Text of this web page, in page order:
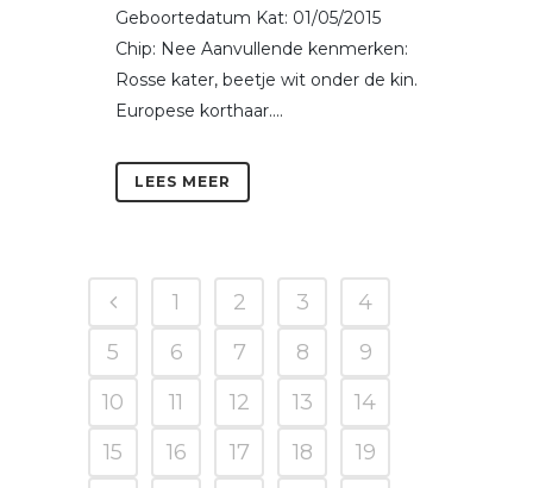
Geboortedatum Kat: 01/05/2015
Chip: Nee Aanvullende kenmerken:
Rosse kater, beetje wit onder de kin.
Europese korthaar....
LEES MEER
1 2 3
4
5
6 7 8
9
10
11 12 13
14
15
16 17 18
19